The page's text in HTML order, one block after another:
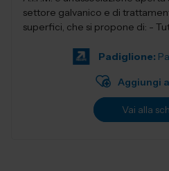
settore galvanico e di trattamento e finitura
superfici, che si propone di: - Tutelare il futuro
Padiglione:
Aggiungi
Vai alla